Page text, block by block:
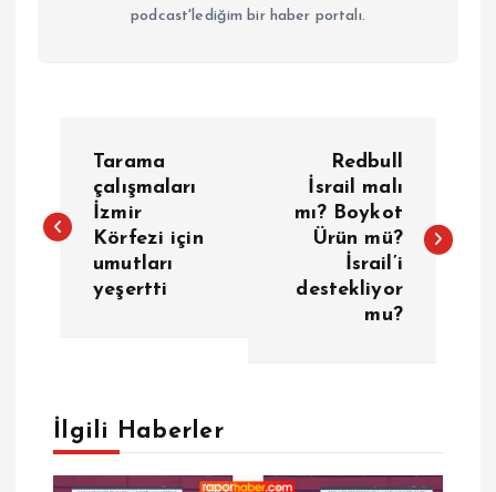
podcast'lediğim bir haber portalı.
z
e
z
Tarama
çalışmaları
İzmir
Körfezi için
umutları
yeşertti
Redbull
İsrail malı
mı? Boykot
Ürün mü?
İsrail’i
destekliyor
mu?
İlgili Haberler